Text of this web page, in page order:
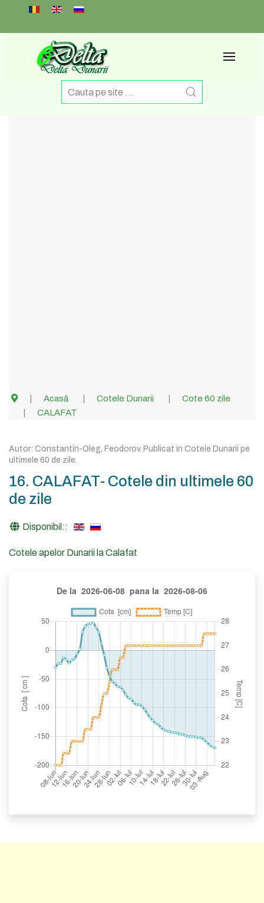
Select your language
Acasă Cotele Dunarii
Cote 60 zile
CALAFAT
Autor: Constantin-Oleg, Feodorov. Publicat in Cotele Dunarii pe
ultimele 60 de zile.
16. CALAFAT- Cotele din ultimele 60
de zile
Disponibil::
Cotele apelor Dunarii la Calafat